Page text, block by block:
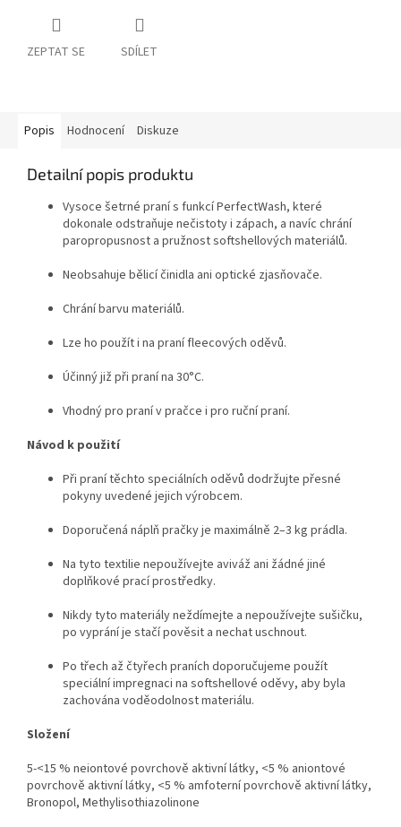
ZEPTAT SE SDÍLET
Popis Hodnocení Diskuze
Detailní popis produktu
Vysoce šetrné praní s funkcí PerfectWash, které
dokonale odstraňuje nečistoty i zápach, a navíc chrání
paropropusnost a pružnost softshellových materiálů.
Neobsahuje bělicí činidla ani optické zjasňovače.
Chrání barvu materiálů.
Lze ho použít i na praní fleecových oděvů.
Účinný již při praní na 30°C.
Vhodný pro praní v pračce i pro ruční praní.
Návod k použití
Při praní těchto speciálních oděvů dodržujte přesné
pokyny uvedené jejich výrobcem.
Doporučená náplň pračky je maximálně 2–3 kg prádla.
Na tyto textilie nepoužívejte aviváž ani žádné jiné
doplňkové prací prostředky.
Nikdy tyto materiály neždímejte a nepoužívejte sušičku,
po vyprání je stačí pověsit a nechat uschnout.
Po třech až čtyřech praních doporučujeme použít
speciální impregnaci na softshellové oděvy, aby byla
zachována voděodolnost materiálu.
Složení
5-<15 % neiontové povrchově aktivní látky, <5 % aniontové
povrchově aktivní látky, <5 % amfoterní povrchově aktivní látky,
Bronopol, Methylisothiazolinone